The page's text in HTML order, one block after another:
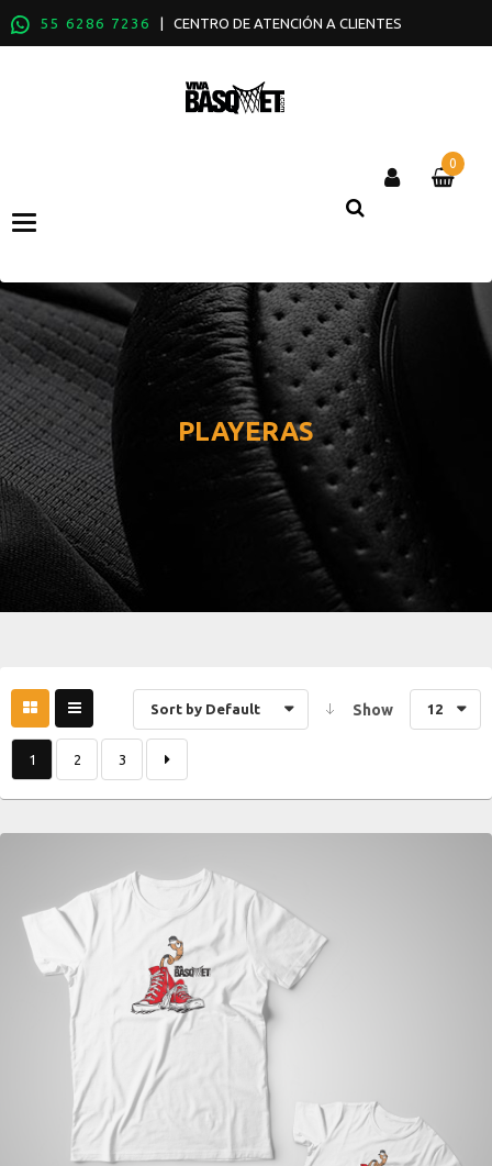
55 6286 7236 | CENTRO DE ATENCIÓN A CLIENTES
Categories
0
PLAYERAS
Sort by Default Show 12
1 2 3